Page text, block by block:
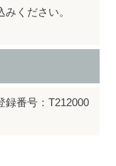
ください。
録番号：T212000